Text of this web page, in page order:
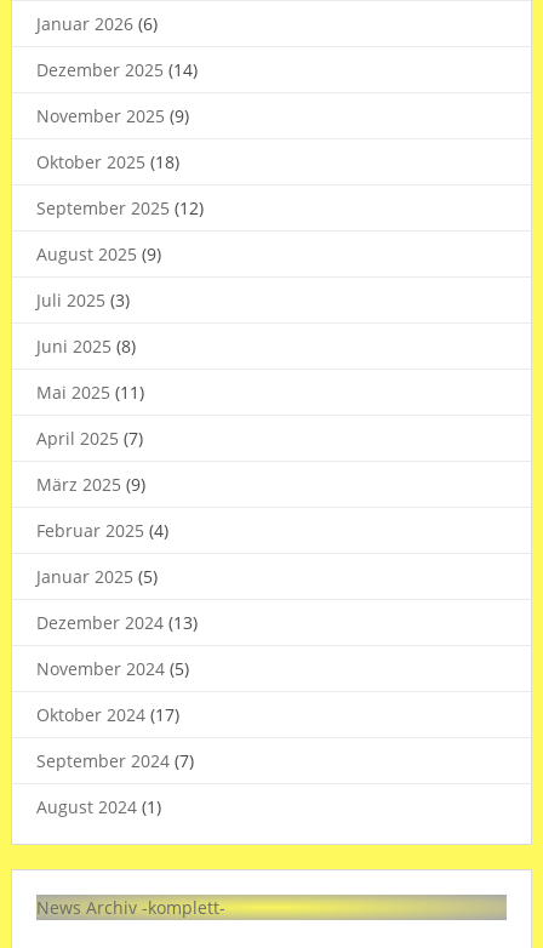
Januar 2026(6)
Dezember 2025 (14)
November 2025 (9)
Oktober 2025 (18)
September 2025 (12)
August 2025 (9)
Juli 2025 (3)
Juni 2025 (8)
Mai 2025 (11)
April 2025 (7)
März 2025 (9)
Februar 2025 (4)
Januar 2025 (5)
Dezember 2024(13)
November 2024(5)
Oktober 2024(17)
September 2024(7)
August 2024(1)
News Archiv -komplett-